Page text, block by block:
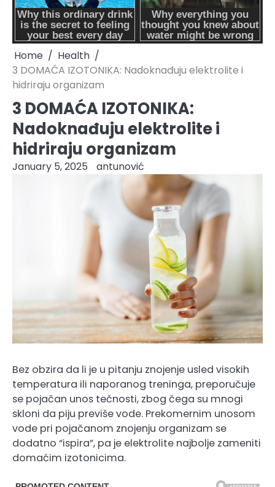
Home
Health
3 DOMAĆA IZOTONIKA: Nadoknađuju elektrolite i
hidriraju organizam
3 DOMAĆA IZOTONIKA:
Nadoknađuju elektrolite i
hidriraju organizam
January 5, 2025 antunović
Bez obzira da li je u pitanju znojenje usled visokih
temperatura ili naporanog treninga, preporučuje
se pojačan unos tečnosti, zbog čega su mnogi
skloni da piju previše vode. Prekomernim unosom
vode pri pojačanom znojenju organizam se
dodatno “ispira”, pa je elektrolite najbolje zameniti
domaćim izotonicima.